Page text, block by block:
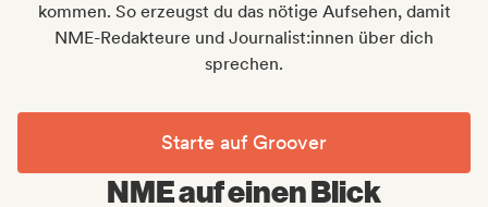
kommen. So erzeugst du das nötige Aufsehen, damit
NME-Redakteure und Journalist:innen über dich
sprechen.
Starte auf Groover
NME auf einen Blick